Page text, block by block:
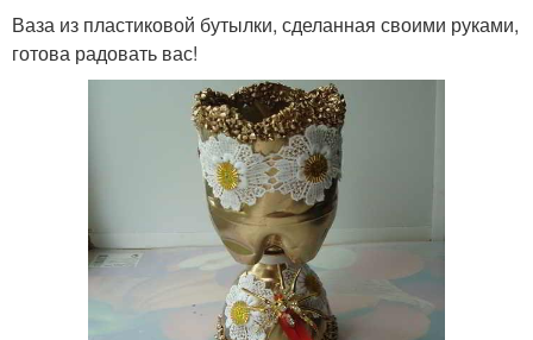
Ваза из пластиковой бутылки, сделанная своими руками,
готова радовать вас!